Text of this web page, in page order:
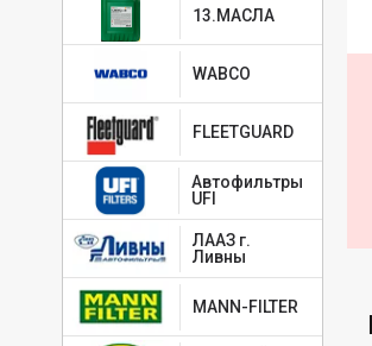
13.МАСЛА
WABCO
FLEETGUARD
Автофильтры
UFI
ЛААЗ г.
Ливны
MANN-FILTER